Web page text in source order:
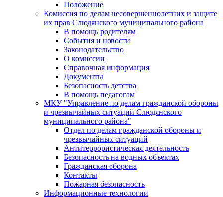
Положение
Комиссия по делам несовершеннолетних и защите
их прав Слюдянского муниципального района
В помощь родителям
События и новости
Законодательство
О комиссии
Справочная информация
Документы
Безопасность детства
В помощь педагогам
МКУ "Управление по делам гражданской обороны
и чрезвычайных ситуаций Слюдянского
муниципального района"
Отдел по делам гражданской обороны и
чрезвычайных ситуаций
Антитеррористическая деятельность
Безопасность на водных объектах
Гражданская оборона
Контакты
Пожарная безопасность
Информационные технологии